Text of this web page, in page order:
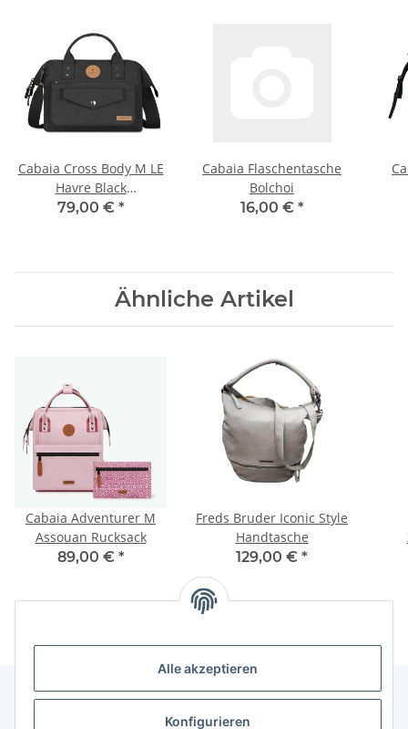
Alle akzeptieren
Konfigurieren
Cabaia Cross Body M LE
Havre Black
Umhängetasche
79,00 € *
Cabaia Flaschentasche
Bolchoi
16,00 € *
Ähnliche Artikel
Cabaia Adventurer M
Assouan Rucksack
89,00 € *
Freds Bruder Iconic Style
Handtasche
129,00 € *